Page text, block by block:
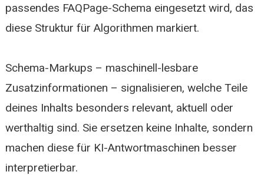
passendes FAQPage-Schema eingesetzt wird, das
diese Struktur für Algorithmen markiert.
Schema-Markups – maschinell-lesbare
Zusatzinformationen – signalisieren, welche Teile
deines Inhalts besonders relevant, aktuell oder
werthaltig sind. Sie ersetzen keine Inhalte, sondern
machen diese für KI-Antwortmaschinen besser
interpretierbar.